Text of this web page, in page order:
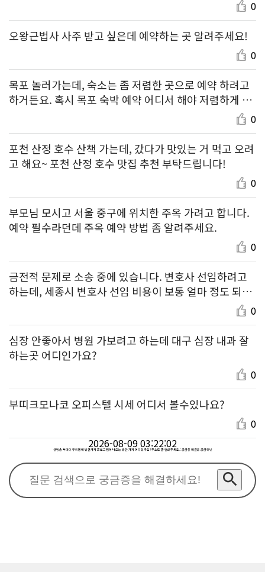
0
오왕근법사 사주 받고 싶은데 예약하는 곳 알려주세요!
0
목포 놀러가는데, 숙소는 좀 저렴한 곳으로 예약 하려고
하거든요. 혹시 목포 숙박 예약 어디서 해야 저렴하게 할
0
포천 산정 호수 산책 가는데, 갔다가 맛있는 거 먹고 오려
고 해요~ 포천 산정 호수 맛집 추천 부탁드립니다!
0
부모님 모시고 서울 중구에 위치한 주옥 가려고 합니다.
예약 필수라던데 주옥 예약 방법 좀 알려주세요.
0
금전적 문제로 소송 중에 있습니다. 변호사 선임하려고
하는데, 세종시 변호사 선임 비용이 보통 얼마 정도 되나
0
심장 안좋아서 병원 가보려고 하는데 대구 심장 내과 잘
하는곳 어디인가요?
0
부띠크모나코 오피스텔 시세 어디서 볼수있나요?
0
2026-08-09 03:22:02
생방송 투데이 우리동네 반찬가게 프로그램에 나오는 반찬 가게 어디인가요? 주소도 좀 알려주세요. : 궁금증 해결은 궁금하넷